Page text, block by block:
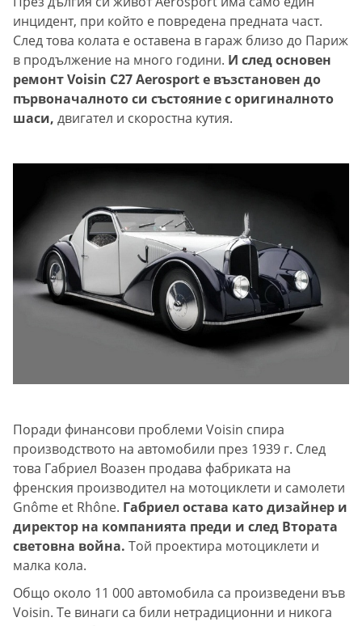
инцидент, при който е повредена предната част.
След това колата е оставена в гараж близо до Париж
в продължение на много години. И след основен
ремонт Voisin C27 Aerosport е възстановен до
първоначалното си състояние с оригиналното
шаси, двигател и скоростна кутия.
Поради финансови проблеми Voisin спира
производството на автомобили през 1939 г. След
това Габриел Воазен продава фабриката на
френския производител на мотоциклети и самолети
Gnôme et Rhône. Габриел остава като дизайнер и
директор на компанията преди и след Втората
световна война. Той проектира мотоциклети и
малка кола.
Общо около 11 000 автомобила са произведени във
Voisin. Те винаги са били нетрадиционни и никога